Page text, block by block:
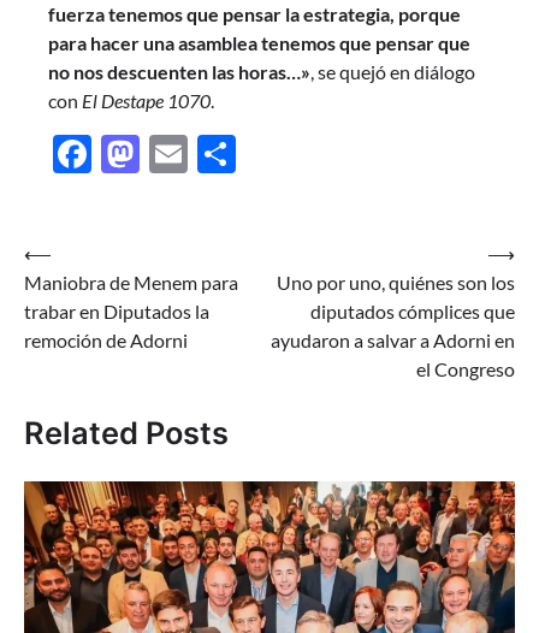
fuerza tenemos que pensar la estrategia, porque
para hacer una asamblea tenemos que pensar que
no nos descuenten las horas…», se quejó en diálogo
con El Destape 1070.
Facebook
Mastodon
Email
Navegación
de
entradas
⟵
Maniobra de Menem para
trabar en Diputados la
remoción de Adorni
Uno por uno, quiénes son los
diputados cómplices que
ayudaron a salvar a Adorni en
el Congreso
⟶
Related Posts